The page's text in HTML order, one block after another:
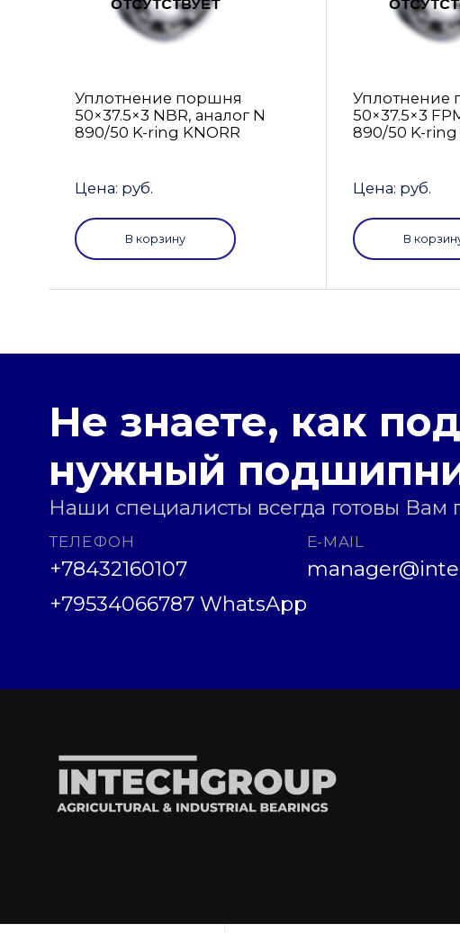
Уплотнение поршня
50×37.5×3 NBR, аналог N
890/50 K-ring KNORR
Цена: руб.
В корзину
Уплотнение
50×37.5×3
890/50 K-ring
Цена: руб.
В
Не знаете, как
нужный
Наши специалисты всегда готовы Вам
ТЕЛЕФОН
+78432160107
+79534066787 WhatsApp
E-MAIL